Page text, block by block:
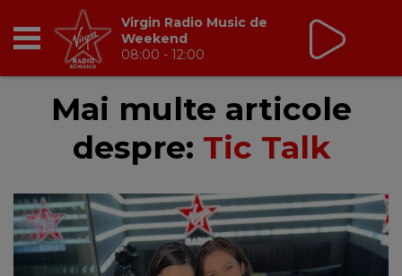
RADIO
BREAKFAST
TIC TALK
CÂȘTIGĂ
Virgin Radio Music de
Weekend
08:00 - 12:00
Mai multe articole
despre: Tic Talk